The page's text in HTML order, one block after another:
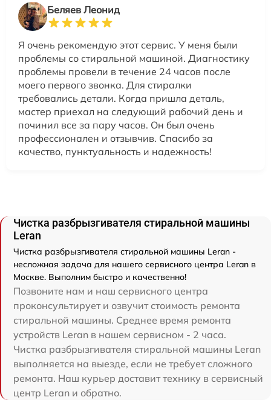
Беляев Леонид
Я очень рекомендую этот сервис. У меня были
проблемы со стиральной машиной. Диагностику
проблемы провели в течение 24 часов после
моего первого звонка. Для стиралки
требовались детали. Когда пришла деталь,
мастер приехал на следующий рабочий день и
починил все за пару часов. Он был очень
профессионален и отзывчив. Спасибо за
качество, пунктуальность и надежность!
Чистка разбрызгивателя стиральной машины
Leran
Чистка разбрызгивателя стиральной машины Leran -
несложная задача для нашего сервисного центра Leran в
Москве. Выполним быстро и качественно!
Позвоните нам и наш сервисного центра
проконсультирует и озвучит стоимость ремонта
стиральной машины. Среднее время ремонта
устройств Leran в нашем сервисном - 2 часа.
Чистка разбрызгивателя стиральной машины Leran
выполняется на выезде, если не требует сложного
ремонта. Наш курьер доставит технику в сервисный
центр Leran и обратно.